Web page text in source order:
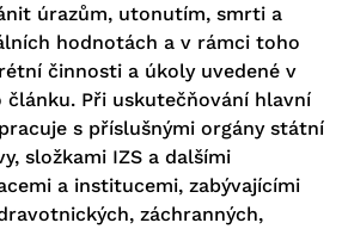
úrazům, utonutím, smrti a
hodnotách a v rámci toho
činnosti a úkoly uvedené v
Při uskutečňování hlavní
s příslušnými orgány státní
složkami IZS a dalšími
a institucemi, zabývajícími
záchranných,